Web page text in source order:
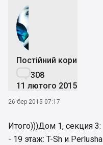
Постійний користувач
308
11 лютого 2015
26 бер 2015 07:17
Итого)))Дом 1, секция 3:
- 19 этаж: T-Sh и Perlusha